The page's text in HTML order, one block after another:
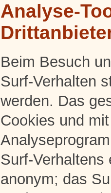
Analyse-
Beim Besuch
Surf-Verhalten
werden. Das
Cookies und
Surf-Verhaltens
anonym; das